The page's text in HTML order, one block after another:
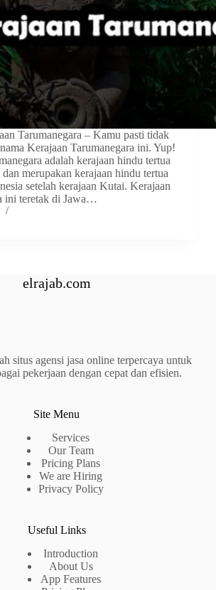
Tarumanegara – Kamu pasti tidak
Kerajaan Tarumanegara ini. Yup!
adalah kerajaan hindu tertua
merupakan kerajaan hindu tertua
setelah kerajaan Kutai. Kerajaan
ini teretak di Jawa…
elrajab.com
situs agensi jasa online terpercaya untuk
pekerjaan dengan cepat dan efisien.
Site Menu
Services
Our Team
Pricing Plans
We are Hiring
Privacy Policy
Useful Links
Introduction
About Us
App Features